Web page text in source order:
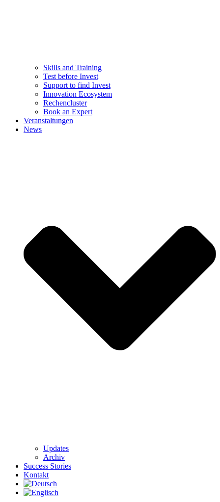
Skills and Training
Test before Invest
Support to find Invest
Innovation Ecosystem
Rechencluster​
Book an Expert
Veranstaltungen
News
Updates
Archiv
Success Stories
Kontakt